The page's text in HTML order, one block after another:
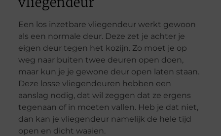
Een los inzetbare vliegendeur werkt gewoon
als een normale deur. Deze zet je achter je
eigen deur tegen het kozijn. Zo moet je op
weg naar buiten twee deuren open doen,
maar kun je je gewone deur open laten staan.
Deze losse vliegendeuren hebben een
aanslag nodig, dat wil zeggen dat ze ergens
tegenaan of in moeten vallen. Heb je dat niet,
dan kan je vliegendeur namelijk de hele tijd
open en dicht waaien.